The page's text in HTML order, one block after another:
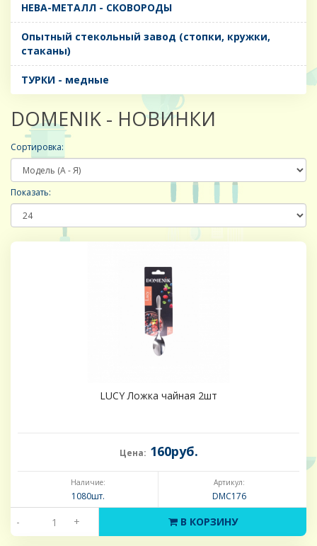
НЕВА-МЕТАЛЛ - СКОВОРОДЫ
Опытный стекольный завод (стопки, кружки,
стаканы)
ТУРКИ - медные
DOMENIK - НОВИНКИ
Сортировка:
Показать:
LUCY Ложка чайная 2шт
Цена: 160руб.
Наличие:
1080шт.
Артикул:
DMC176
- + В КОРЗИНУ